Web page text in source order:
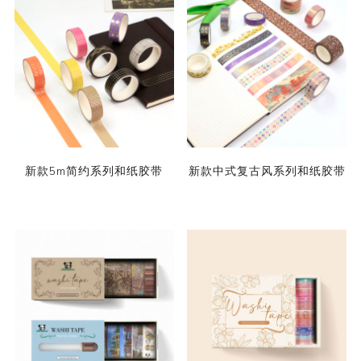
新款5m简约系列和纸胶带 新款中式复古风系列和纸胶带